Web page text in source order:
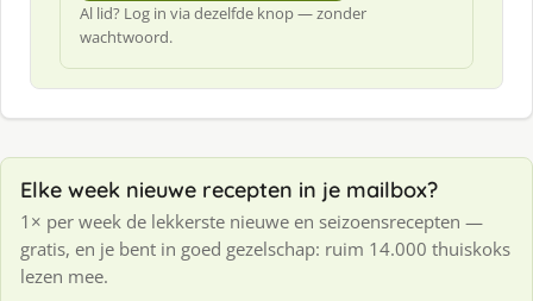
Al lid? Log in via dezelfde knop — zonder
wachtwoord.
Elke week nieuwe recepten in je mailbox?
1× per week de lekkerste nieuwe en seizoensrecepten —
gratis, en je bent in goed gezelschap: ruim 14.000 thuiskoks
lezen mee.